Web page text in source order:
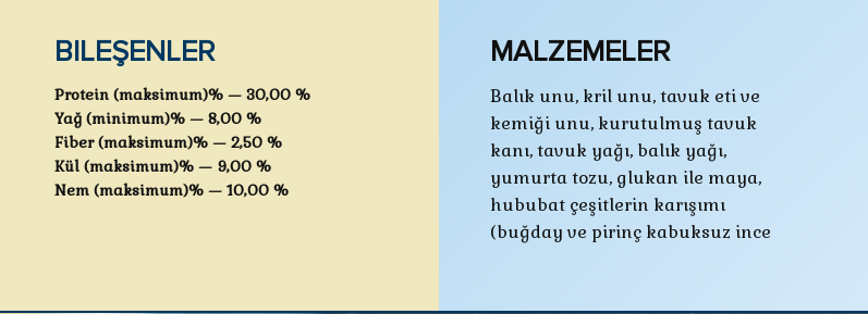
BILEŞENLER
Protein (maksimum)% — 30,00 %
Yağ (minimum)% — 8,00 %
Fiber (maksimum)% — 2,50 %
Kül (maksimum)% — 9,00 %
Nem (maksimum)% — 10,00 %
MALZEMELER
Balık unu, kril unu, tavuk eti ve
kemiği unu, kurutulmuş tavuk
kanı, tavuk yağı, balık yağı,
yumurta tozu, glukan ile maya,
hububat çeşitlerin karışımı
(buğday ve pirinç kabuksuz ince
tahıl, arpa, mısır), soya fasulyesi ve
ayçiçeği yağsız küspesi, mineral
bileşenler, tatlı su balıkları için
uyarlanmış olan vitamin ve